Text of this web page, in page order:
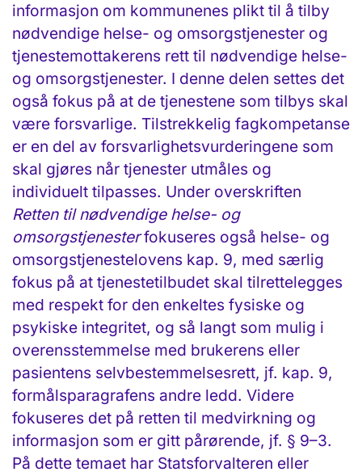
informasjon om kommunenes plikt til å tilby
nødvendige helse- og omsorgs­tjenester og
tjenestemottakerens rett til nødvendige helse-
og omsorgstjenester. I denne delen settes det
også fokus på at de tjenestene som tilbys skal
være forsvarlige. Tilstrekkelig fagkompetanse
er en del av forsvarlighets­vurderingene som
skal gjøres når tjenester utmåles og
individuelt tilpasses. Under overskriften
Retten til nødvendige helse- og
omsorgstjenesterfokuseres også helse- og
omsorgstjeneste­lovens kap. 9, med særlig
fokus på at tjenestetilbudet skal tilrettelegges
med respekt for den enkeltes fysiske og
psykiske integritet, og så langt som mulig i
overens­stemmelse med brukerens eller
pasientens selv­bestemmelses­rett, jf. kap. 9,
formåls­paragrafens andre ledd. Videre
fokuseres det på retten til medvirkning og
informasjon som er gitt pårørende, jf. § 9–3.
På dette temaet har Statsforvalteren eller